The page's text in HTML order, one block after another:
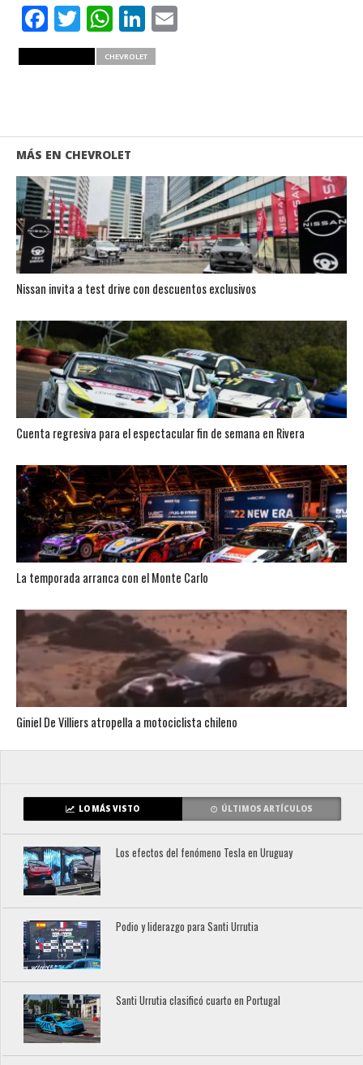
Facebook
Twitter
WhatsApp
LinkedIn
Email
CHEVROLET
MÁS EN CHEVROLET
Nissan invita a test drive con descuentos exclusivos
Cuenta regresiva para el espectacular fin de semana en Rivera
La temporada arranca con el Monte Carlo
Giniel De Villiers atropella a motociclista chileno
LO MÁS VISTO ÚLTIMOS ARTÍCULOS
Los efectos del fenómeno Tesla en Uruguay
Podio y liderazgo para Santi Urrutia
Santi Urrutia clasificó cuarto en Portugal